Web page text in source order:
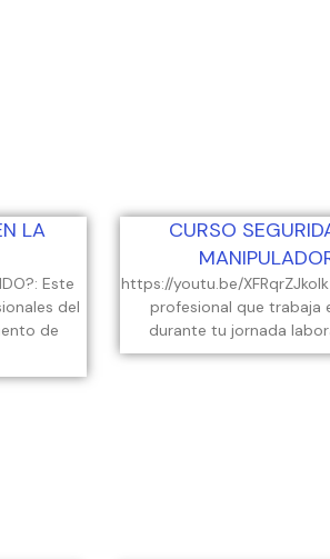
LA
Este
del
de
CURSO
https://youtu.be/XFRqrZJkolk
profesional que trabaja
durante tu jornada